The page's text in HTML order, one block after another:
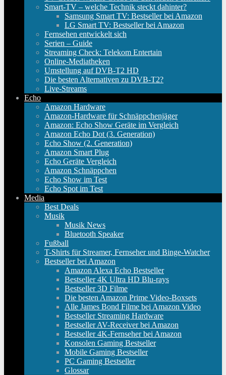
Smart-TV – welche Technik steckt dahinter?
Samsung Smart TV: Bestseller bei Amazon
LG Smart TV: Bestseller bei Amazon
Fernsehen entwickelt sich
Serien – Guide
Streaming Check: Telekom Entertain
Online-Mediatheken
Umstellung auf DVB-T2 HD
Die besten Alternativen zu DVB-T2?
Live-Streams
Echo
Amazon Hardware
Amazon-Hardware für Schnäppchenjäger
Amazon: Echo Show Geräte im Vergleich
Amazon Echo Dot (3. Generation)
Echo Show (2. Generation)
Amazon Smart Plug
Echo Geräte Vergleich
Amazon Schnäppchen
Echo Show im Test
Echo Spot im Test
Media
Best Deals
Musik
Musik News
Bluetooth Speaker
Fußball
T-Shirts für Streamer, Fernseher und Binge-Watcher
Bestseller bei Amazon
Amazon Alexa Echo Bestseller
Bestseller 4K Ultra HD Blu-rays
Bestseller 3D Filme
Die besten Amazon Prime Video-Boxsets
Alle James Bond Filme bei Amazon Video
Bestseller Streaming Hardware
Bestseller AV-Receiver bei Amazon
Bestseller 4K-Fernseher bei Amazon
Konsolen Gaming Bestseller
Mobile Gaming Bestseller
PC Gaming Bestseller
Glossar